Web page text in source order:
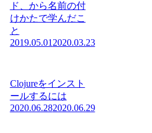
ド、から名前の付
けかたで学んだこ
と
2019.05.01 2020.03.23
Clojureをインスト
ールするには
2020.06.282020.06.29